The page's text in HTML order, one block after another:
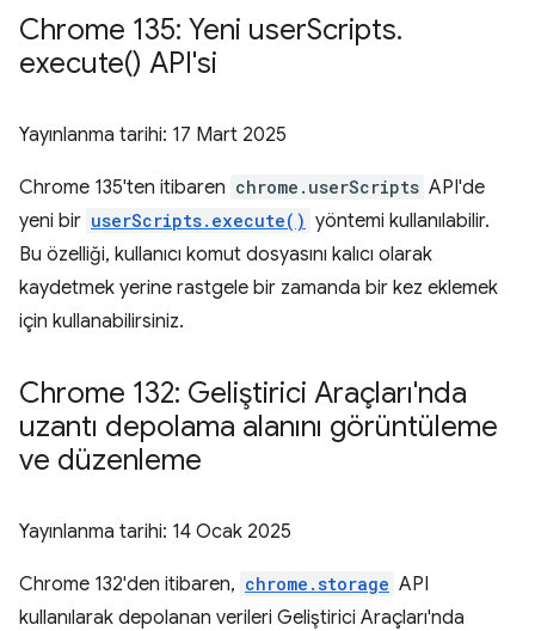
Chrome 135: Yeni userScripts.
execute() API'si
Yayınlanma tarihi: 17 Mart 2025
Chrome 135'ten itibaren chrome.userScripts API'de
yeni bir userScripts.execute() yöntemi kullanılabilir.
Bu özelliği, kullanıcı komut dosyasını kalıcı olarak
kaydetmek yerine rastgele bir zamanda bir kez eklemek
için kullanabilirsiniz.
Chrome 132: Geliştirici Araçları'nda
uzantı depolama alanını görüntüleme
ve düzenleme
Yayınlanma tarihi: 14 Ocak 2025
Chrome 132'den itibaren, chrome.storage API
kullanılarak depolanan verileri Geliştirici Araçları'nda